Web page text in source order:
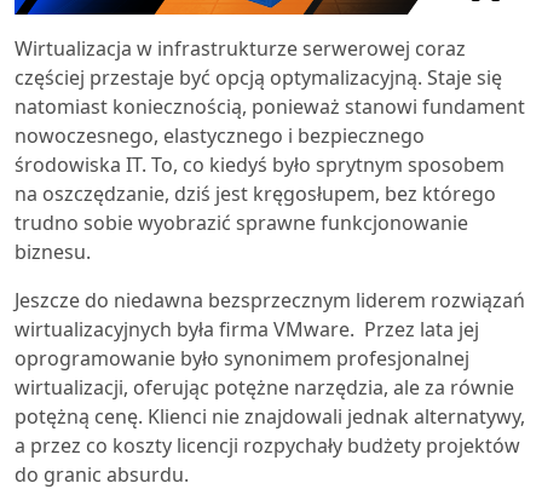
Wirtualizacja w infrastrukturze serwerowej coraz
częściej przestaje być opcją optymalizacyjną. Staje się
natomiast koniecznością, ponieważ stanowi fundament
nowoczesnego, elastycznego i bezpiecznego
środowiska IT. To, co kiedyś było sprytnym sposobem
na oszczędzanie, dziś jest kręgosłupem, bez którego
trudno sobie wyobrazić sprawne funkcjonowanie
biznesu.
Jeszcze do niedawna bezsprzecznym liderem rozwiązań
wirtualizacyjnych była firma VMware. Przez lata jej
oprogramowanie było synonimem profesjonalnej
wirtualizacji, oferując potężne narzędzia, ale za równie
potężną cenę. Klienci nie znajdowali jednak alternatywy,
a przez co koszty licencji rozpychały budżety projektów
do granic absurdu.